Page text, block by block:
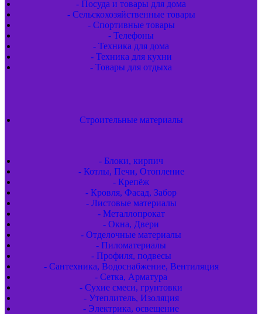
- Посуда и товары для дома
- Сельскохозяйственные товары
- Спортивные товары
- Телефоны
- Техника для дома
- Техника для кухни
- Товары для отдыха
Строительные материалы
- Блоки, кирпич
- Котлы, Печи, Отопление
- Крепёж
- Кровля, Фасад, Забор
- Листовые материалы
- Металлопрокат
- Окна, Двери
- Отделочные материалы
- Пиломатериалы
- Профиля, подвесы
- Сантехника, Водоснабжение, Вентиляция
- Сетка, Арматура
- Сухие смеси, грунтовки
- Утеплитель, Изоляция
- Электрика, освещение